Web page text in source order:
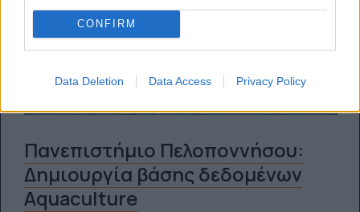
CONFIRM
Data Deletion Data Access Privacy Policy
Πανεπιστήμιο Πελοποννήσου:
Δημιουργία βάσης δεδομένων
Αquaculture